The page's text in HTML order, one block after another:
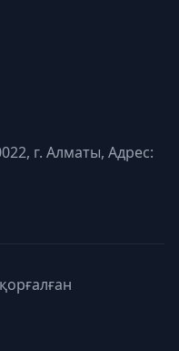
г. Алматы, Адрес: